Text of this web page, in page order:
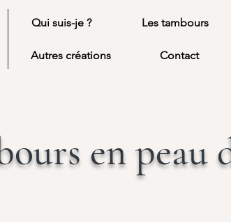
Qui suis-je ? Les tambours
Autres créations Contact
en peau